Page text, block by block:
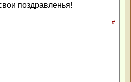
поздравленья!
#